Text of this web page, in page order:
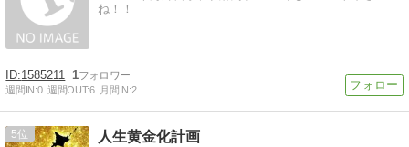
ね！！
1585211 1
週間IN:0 週間OUT:6 月間IN:2
5 人生黄金化計画